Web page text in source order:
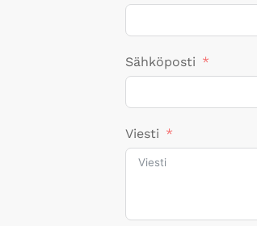
Sähköposti
Viesti